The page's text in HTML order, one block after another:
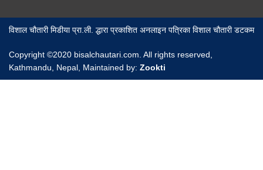
विशाल चौतारी मिडीया प्रा.ली. द्धारा प्रकाशित अनलाइन पत्रिका विशाल चौतारी डटकम
Copyright ©2020 bisalchautari.com. All rights reserved,
Kathmandu, Nepal, Maintained by: Zookti